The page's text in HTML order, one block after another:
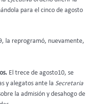
para el cinco de agosto
la reprogramó, nuevamente,
El trece de agosto10, se
y alegatos ante la Secretaria
la admisión y desahogo de